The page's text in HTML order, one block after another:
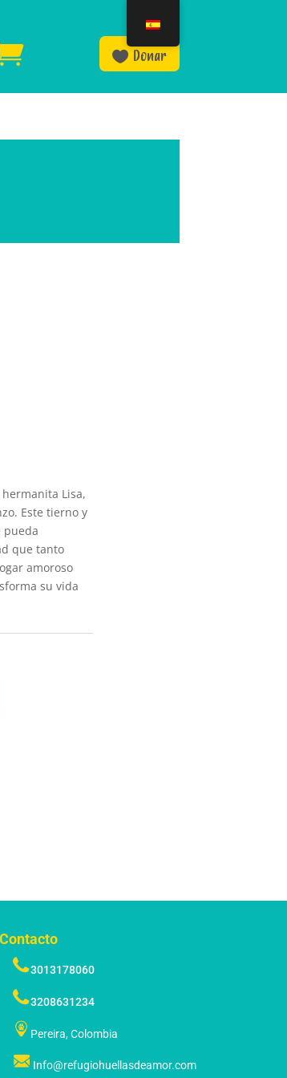
Donar
Lisa,
Este tierno y
pueda
que tanto
amoroso
su vida
Contacto
3013178060
3208631234
Pereira, Colombia
Info@refugiohuellasdeamor.com